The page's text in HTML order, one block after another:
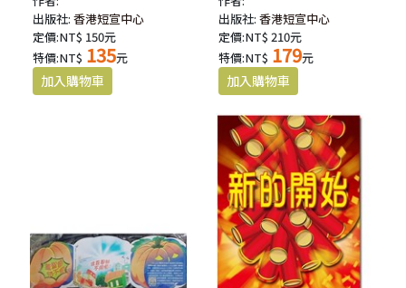
出版社:香港短宣中心
定價:NT$ 150元
特價:NT$ 135元
出版社:香港短宣中心
定價:NT$ 210元
特價:NT$ 179元